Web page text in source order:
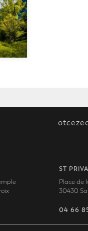
ST
Place de
30430
04 66